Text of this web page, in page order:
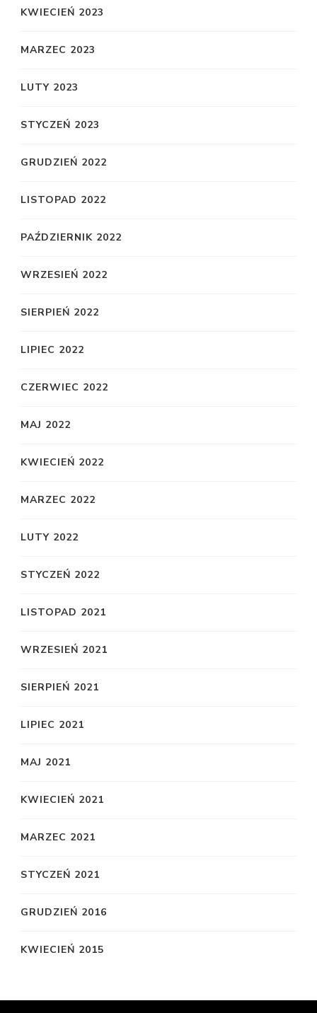
KWIECIEŃ 2023
MARZEC 2023
LUTY 2023
STYCZEŃ 2023
GRUDZIEŃ 2022
LISTOPAD 2022
PAŹDZIERNIK 2022
WRZESIEŃ 2022
SIERPIEŃ 2022
LIPIEC 2022
CZERWIEC 2022
MAJ 2022
KWIECIEŃ 2022
MARZEC 2022
LUTY 2022
STYCZEŃ 2022
LISTOPAD 2021
WRZESIEŃ 2021
SIERPIEŃ 2021
LIPIEC 2021
MAJ 2021
KWIECIEŃ 2021
MARZEC 2021
STYCZEŃ 2021
GRUDZIEŃ 2016
KWIECIEŃ 2015